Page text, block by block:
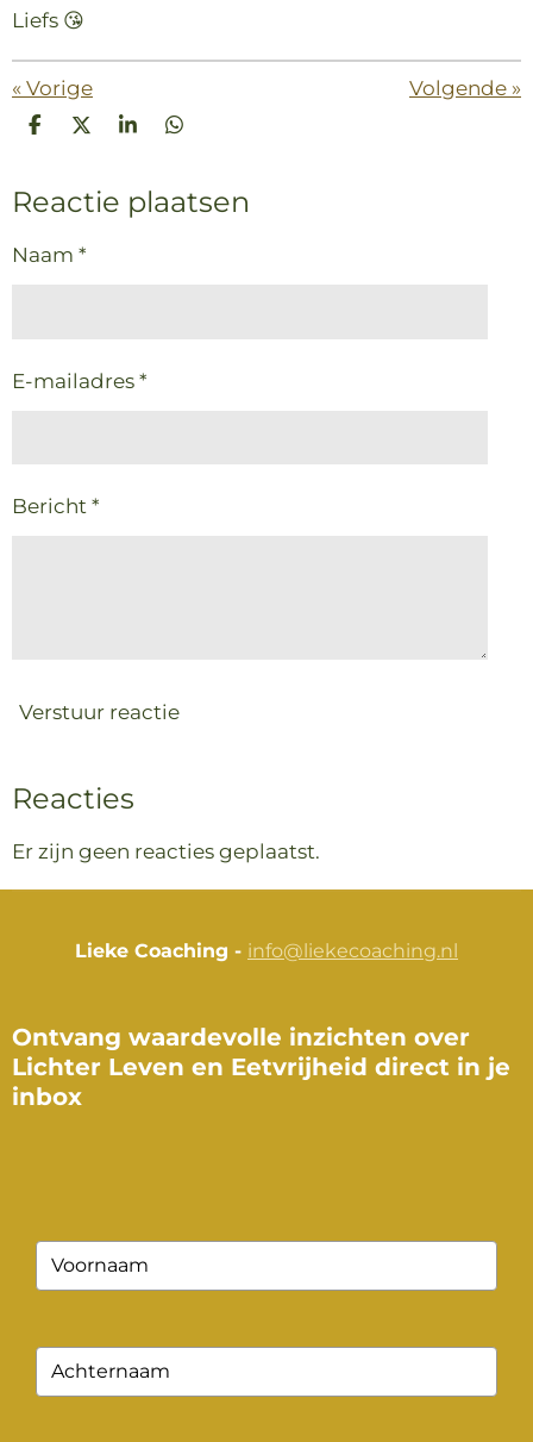
Liefs 😘
«Vorige Volgende »
D
e
n
D
l
S
r
e
D
e
n
Reactie plaatsen
Naam *
E-mailadres *
Bericht *
Verstuur reactie
Reacties
Er zijn geen reacties geplaatst.
Lieke Coaching - info@liekecoaching.nl
Ontvang waardevolle inzichten over
Lichter Leven en Eetvrijheid direct in je
inbox